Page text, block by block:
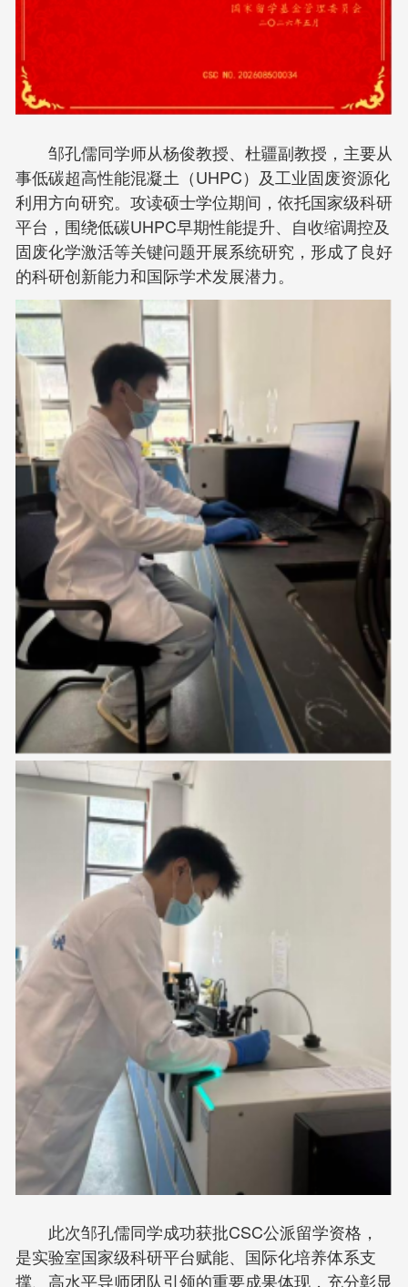
邹孔儒同学师从杨俊教授、杜疆副教授，主要从
事低碳超高性能混凝土（UHPC）及工业固废资源化
利用方向研究。攻读硕士学位期间，依托国家级科研
平台，围绕低碳UHPC早期性能提升、自收缩调控及
固废化学激活等关键问题开展系统研究，形成了良好
的科研创新能力和国际学术发展潜力。
此次邹孔儒同学成功获批CSC公派留学资格，
是实验室国家级科研平台赋能、国际化培养体系支
撑、高水平导师团队引领的重要成果体现，充分彰显